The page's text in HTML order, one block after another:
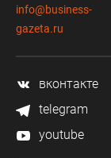
info@business-
gazeta.ru
вконтакте
telegram
youtube